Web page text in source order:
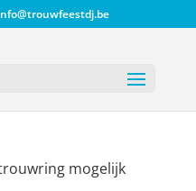
mogelijk